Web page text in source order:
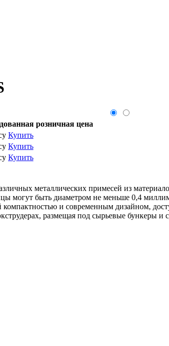
розничная цена
Купить
Купить
Купить
металлических примесей из
могут быть диаметром не меньше 0,4
компактностью и современным дизайном,
размещая под сырьевые бункеры и